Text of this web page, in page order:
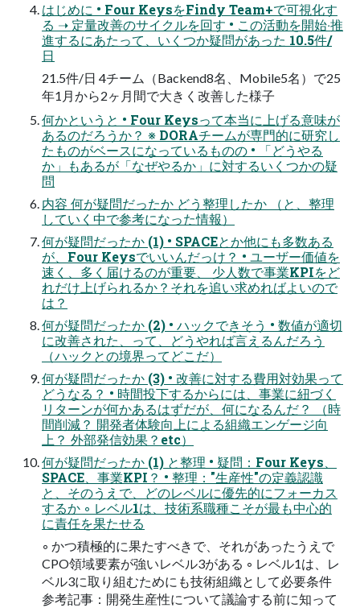
はじめに • Four KeysをFindy Team+で可視化す
る ➝ 定量改善のサイクルを回す • この活動を開始‧推
進するにあたって、いくつか疑問があった 10.5件/
⽇
21.5件/⽇ 4チーム（Backend8名、Mobile5名）で25
年1⽉から2ヶ⽉間で⼤きく改善した様⼦
何かというと • Four Keysって本当に上げる意味が
あるのだろうか？ ※ DORAチームが専⾨的に研究し
たものがベースになっているものの • 「どうやる
か」もあるが「なぜやるか」に対するいくつかの疑
問
内容 何が疑問だったか どう整理したか （と、整理
していく中で参考になった情報）
何が疑問だったか (1) • SPACEとか他にも多数ある
が、Four Keysでいいんだっけ？ • ユーザー価値を
速く、多く届けるのが重要、 少⼈数で事業KPIをど
れだけ上げられるか？それを追い求めればよいので
は？
何が疑問だったか (2) • ハックできそう • 数値が適切
に改善された、って、どうやれば⾔えるんだろう
（ハックとの境界ってどこだ）
何が疑問だったか (3) • 改善に対する費⽤対効果って
どうなる？ • 時間投下するからには、事業に紐づく
リターンが何かあるはずだが、何になるんだ？ （時
間削減？ 開発者体験向上による組織エンゲージ向
上？ 外部発信効果？etc）
何が疑問だったか (1) と整理 • 疑問：Four Keys、
SPACE、事業KPI？ • 整理："⽣産性"の定義認識
と、そのうえで、どのレベルに優先的にフォーカス
するか ◦ レベル1は、技術系職種こそが最も中⼼的
に責任を果たせる
◦ かつ積極的に果たすべきで、それがあったうえで
CPO領域要素が強いレベル3がある ◦ レベル1は、レ
ベル3に取り組むためにも技術組織として必要条件
参考記事：開発⽣産性について議論する前に知って